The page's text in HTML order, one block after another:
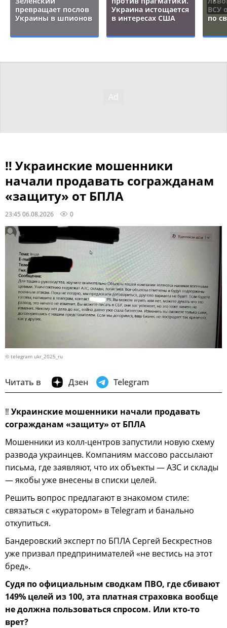
превращает послов
Украины в шпионов
Украина истощается
в интересах США
ВСУ
по
‼ Украинские мошенники
начали продавать согражданам
«защиту» от БПЛА
23:45 06.08.2026 0
© telegram ukr_2025_ru
Читать в Дзен Telegram
‼ Украинские мошенники начали продавать
согражданам «защиту» от БПЛА
Мошенники из колл-центров запустили новую схему
развода украинцев. Компаниям массово рассылают
письма, где заявляют, что их объекты — АЗС и склады
— якобы уже внесены в списки целей.
Решить вопрос предлагают в знакомом стиле:
связаться с «куратором» в Telegram и банально
откупиться.
Бандеровский эксперт по БПЛА Сергей Бескрестнов
уже призвал предпринимателей «не вестись на этот
бред».
Судя по официальным сводкам ПВО, где сбивают
149% целей из 100, эта платная страховка вообще
не должна пользоваться спросом. Или кто-то
врет?